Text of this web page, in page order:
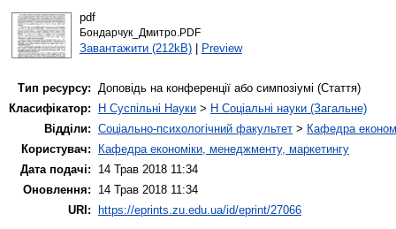
pdf
Бондарчук_Дмитро.PDF
Завантажити (212kB)| Preview
Тип ресурсу: Доповідь на конференції або симпозіумі (Стаття)
Класифікатор:
H Суспільні Науки > H Соціальні науки (Загальне)
Відділи: Соціально-психологічний факультет > Кафедра
Користувач:
Кафедра економіки, менеджменту, маркетингу
Дата подачі:
14 Трав 2018 11:34
Оновлення:
14 Трав 2018 11:34
URI:
https://eprints.zu.edu.ua/id/eprint/27066